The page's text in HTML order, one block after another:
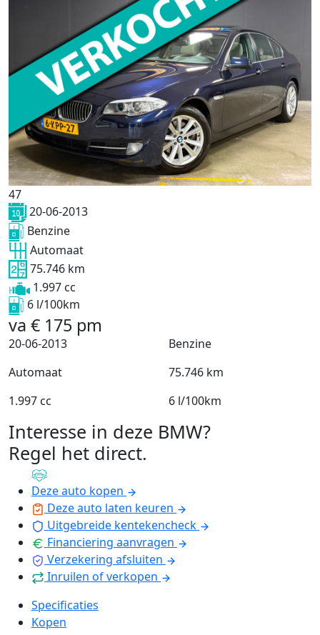
47
20-06-2013
Benzine
Automaat
75.746 km
1.997 cc
6 l/100km
va € 175 pm
20-06-2013
Benzine
Automaat
75.746 km
1.997 cc
6 l/100km
Interesse in deze BMW?
Regel het direct.
Deze auto kopen
Deze auto laten keuren
Uitgebreide kentekencheck
Financiering aanvragen
Verzekering afsluiten
Inruilen of verkopen
Specificaties
Kopen